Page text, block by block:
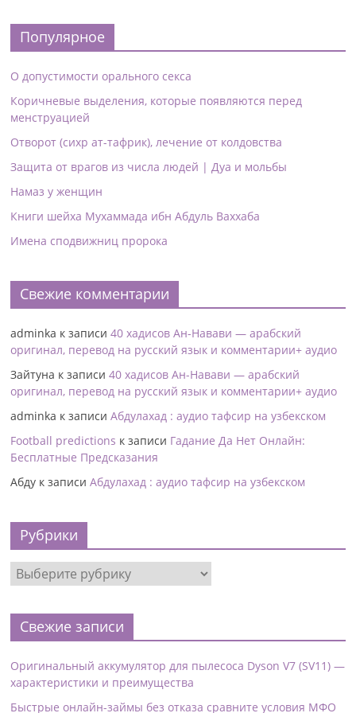
Популярное
О допустимости орального секса
Коричневые выделения, которые появляются перед
менструацией
Отворот (сихр ат-тафрик), лечение от колдовства
Защита от врагов из числа людей | Дуа и мольбы
Намаз у женщин
Книги шейха Мухаммада ибн Абдуль Ваххаба
Имена сподвижниц пророка
Свежие комментарии
adminka к записи40 хадисов Ан-Навави — арабский
оригинал, перевод на русский язык и комментарии+ аудио
Зайтуна к записи40 хадисов Ан-Навави — арабский
оригинал, перевод на русский язык и комментарии+ аудио
adminka к записиАбдулахад : аудио тафсир на узбекском
Football predictions к записи Гадание Да Нет Онлайн:
Бесплатные Предсказания
Абду к записиАбдулахад : аудио тафсир на узбекском
Рубрики
Свежие записи
Оригинальный аккумулятор для пылесоса Dyson V7 (SV11) —
характеристики и преимущества
Быстрые онлайн-займы без отказа сравните условия МФО